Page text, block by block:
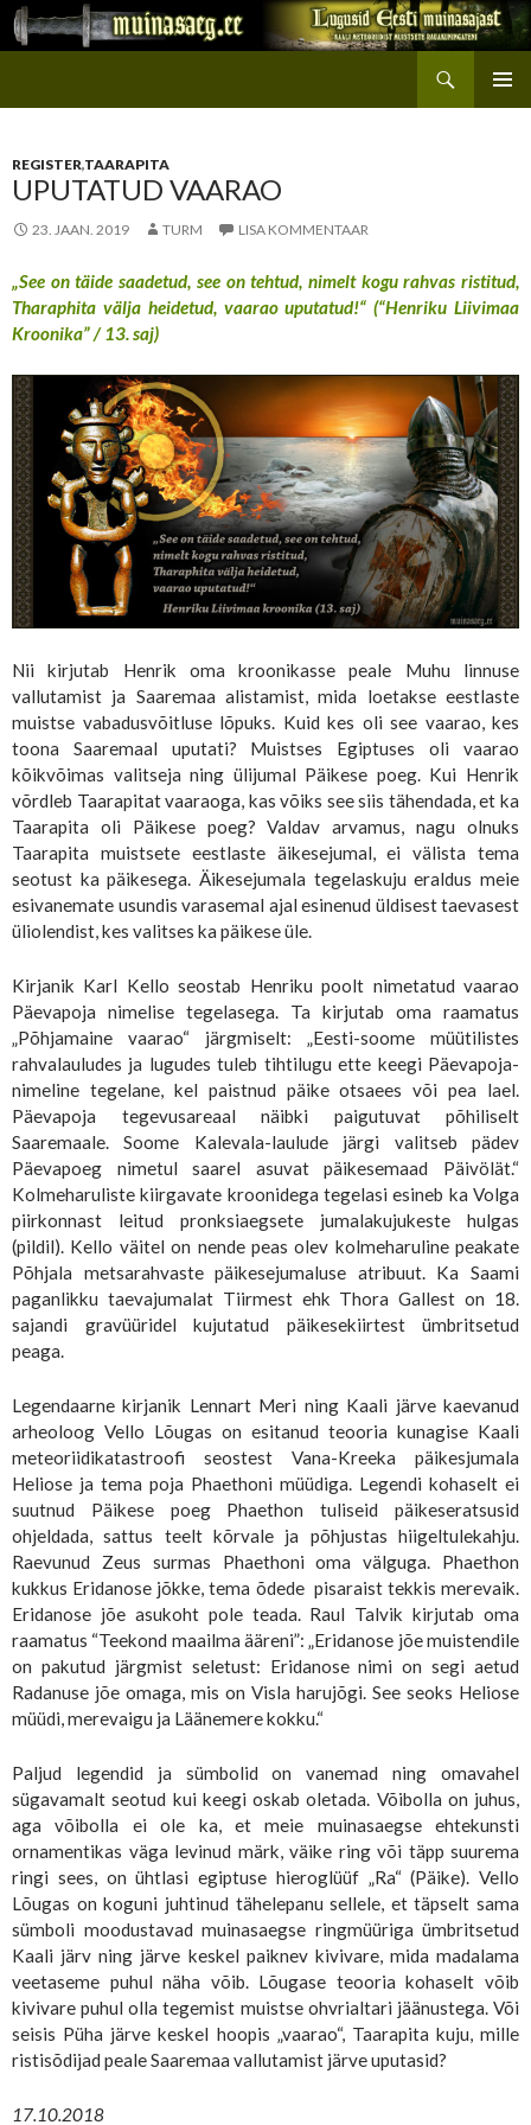
REGISTER,TAARAPITA
UPUTATUD VAARAO
23. JAAN. 2019 TURM LISA KOMMENTAAR
„See on täide saadetud, see on tehtud, nimelt kogu rahvas ristitud,
Tharaphita välja heidetud, vaarao uputatud!“ (“Henriku Liivimaa
Kroonika” / 13. saj)
Nii kirjutab Henrik oma kroonikasse peale Muhu linnuse
vallutamist ja Saaremaa alistamist, mida loetakse eestlaste
muistse vabadusvõitluse lõpuks. Kuid kes oli see vaarao, kes
toona Saaremaal uputati? Muistses Egiptuses oli vaarao
kõikvõimas valitseja ning ülijumal Päikese poeg. Kui Henrik
võrdleb Taarapitat vaaraoga, kas võiks see siis tähendada, et ka
Taarapita oli Päikese poeg? Valdav arvamus, nagu olnuks
Taarapita muistsete eestlaste äikesejumal, ei välista tema
seotust ka päikesega. Äikesejumala tegelaskuju eraldus meie
esivanemate usundis varasemal ajal esinenud üldisest taevasest
üliolendist, kes valitses ka päikese üle.
Kirjanik Karl Kello seostab Henriku poolt nimetatud vaarao
Päevapoja nimelise tegelasega. Ta kirjutab oma raamatus
„Põhjamaine vaarao“ järgmiselt: „Eesti-soome müütilistes
rahvalauludes ja lugudes tuleb tihtilugu ette keegi Päevapoja-
nimeline tegelane, kel paistnud päike otsaees või pea lael.
Päevapoja tegevusareaal näibki paigutuvat põhiliselt
Saaremaale. Soome Kalevala-laulude järgi valitseb pädev
Päevapoeg nimetul saarel asuvat päikesemaad Päivölät.“
Kolmeharuliste kiirgavate kroonidega tegelasi esineb ka Volga
piirkonnast leitud pronksiaegsete jumalakujukeste hulgas
(pildil). Kello väitel on nende peas olev kolmeharuline peakate
Põhjala metsarahvaste päikesejumaluse atribuut. Ka Saami
paganlikku taevajumalat Tiirmest ehk Thora Gallest on 18.
sajandi gravüüridel kujutatud päikesekiirtest ümbritsetud
peaga.
Legendaarne kirjanik Lennart Meri ning Kaali järve kaevanud
arheoloog Vello Lõugas on esitanud teooria kunagise Kaali
meteoriidikatastroofi seostest Vana-Kreeka päikesjumala
Heliose ja tema poja Phaethoni müüdiga. Legendi kohaselt ei
suutnud Päikese poeg Phaethon tuliseid päikeseratsusid
ohjeldada, sattus teelt kõrvale ja põhjustas hiigeltulekahju.
Raevunud Zeus surmas Phaethoni oma välguga. Phaethon
kukkus Eridanose jõkke, tema õdede pisaraist tekkis merevaik.
Eridanose jõe asukoht pole teada. Raul Talvik kirjutab oma
raamatus “Teekond maailma ääreni”: „Eridanose jõe muistendile
on pakutud järgmist seletust: Eridanose nimi on segi aetud
Radanuse jõe omaga, mis on Visla harujõgi. See seoks Heliose
müüdi, merevaigu ja Läänemere kokku.“
Paljud legendid ja sümbolid on vanemad ning omavahel
sügavamalt seotud kui keegi oskab oletada. Võibolla on juhus,
aga võibolla ei ole ka, et meie muinasaegse ehtekunsti
ornamentikas väga levinud märk, väike ring või täpp suurema
ringi sees, on ühtlasi egiptuse hieroglüüf „Ra“ (Päike). Vello
Lõugas on koguni juhtinud tähelepanu sellele, et täpselt sama
sümboli moodustavad muinasaegse ringmüüriga ümbritsetud
Kaali järv ning järve keskel paiknev kivivare, mida madalama
veetaseme puhul näha võib. Lõugase teooria kohaselt võib
kivivare puhul olla tegemist muistse ohvrialtari jäänustega. Või
seisis Püha järve keskel hoopis „vaarao“, Taarapita kuju, mille
ristisõdijad peale Saaremaa vallutamist järve uputasid?
17.10.2018